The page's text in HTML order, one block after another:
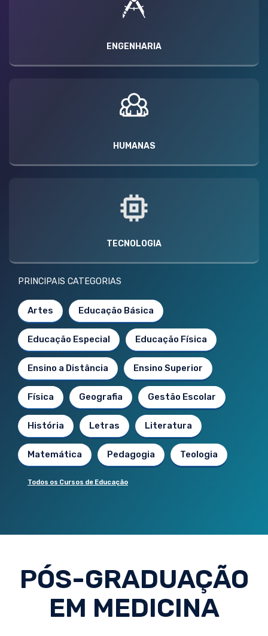
ENGENHARIA
HUMANAS
TECNOLOGIA
PRINCIPAIS CATEGORIAS
Artes Educação Básica
Educação Especial Educação Física
Ensino a Distância Ensino Superior
Física Geografia Gestão Escolar
História Letras Literatura
Matemática Pedagogia Teologia
Todos os Cursos de Educação
PÓS-GRADUAÇÃO
EM MEDICINA